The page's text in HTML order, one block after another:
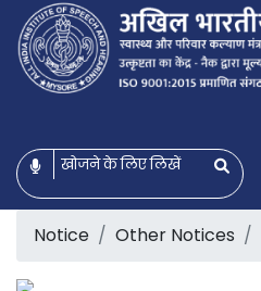
Notice Other Notices